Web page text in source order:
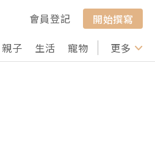
會員登記
開始撰寫
親子 生活 寵物 行山 打卡
更多